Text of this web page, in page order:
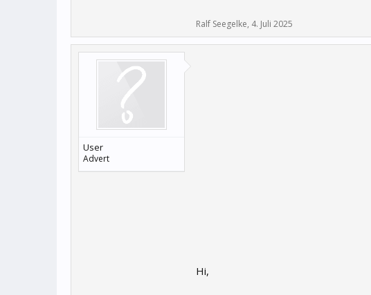
Ralf Seegelke, 4. Juli 2025
User
Advert
Hi,